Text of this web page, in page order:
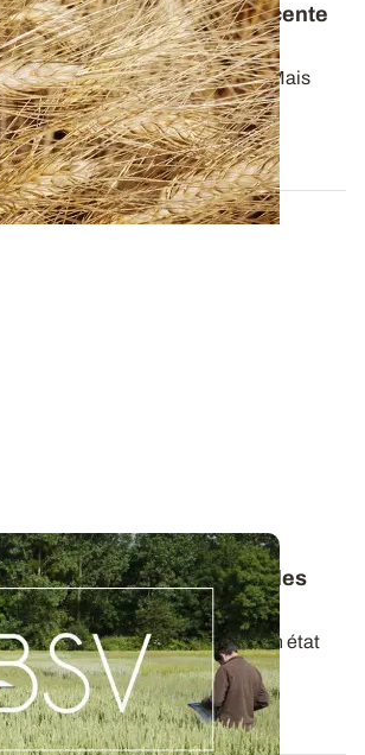
pâtes : une histoire très récente
du blé dur et de l’eau. Mais
l...
du Végétal - Consultez les
votre région
chaque semaine, dressent un état
des cultures...